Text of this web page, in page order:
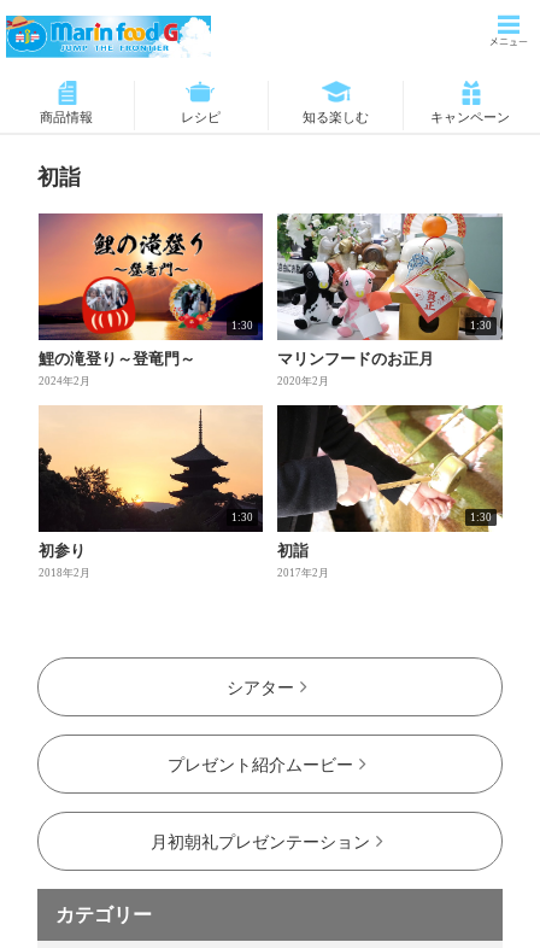
商品情報 レシピ 知る楽しむ キャンペーン
初詣
1:30
鯉の滝登り～登竜門～
2024年2月
1:30
マリンフードのお正月
2020年2月
1:30
初参り
2018年2月
1:30
初詣
2017年2月
シアター
プレゼント紹介ムービー
月初朝礼プレゼンテーション
カテゴリー